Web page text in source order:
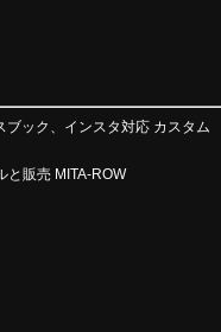
ック、インスタ対応 カスタム
と販売 MITA-ROW